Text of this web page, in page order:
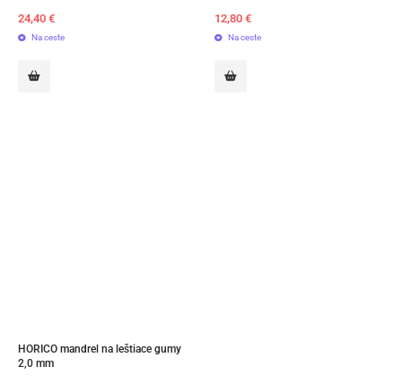
24,40 €
Na ceste
12,80 €
Na ceste
HORICO mandrel na leštiace gumy
2,0 mm